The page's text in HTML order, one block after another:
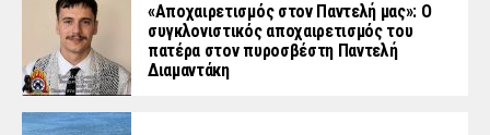
«Aποχαιρετισμός στον Παντελή μας»: Ο
συγκλονιστικός αποχαιρετισμός του
πατέρα στον πυροσβέστη Παντελή
Διαμαντάκη